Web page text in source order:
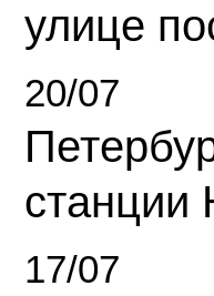
улице
20/07
станции
17/07